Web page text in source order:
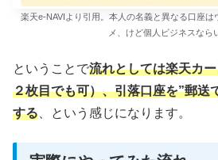
楽天e-NAVIより引用。本人の名義と異なる口座
メ、けど個人ビジネスなら
ということで流れとしては楽天カ
２枚目でも可）、引落口座を”郵送
する 、という感じになります。